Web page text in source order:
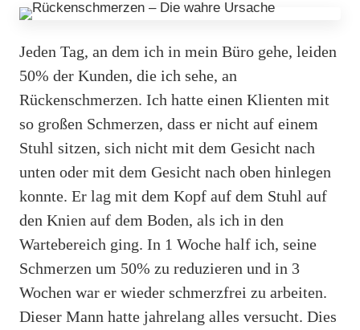
Jeden Tag, an dem ich in mein Büro gehe, leiden
50% der Kunden, die ich sehe, an
Rückenschmerzen. Ich hatte einen Klienten mit
so großen Schmerzen, dass er nicht auf einem
Stuhl sitzen, sich nicht mit dem Gesicht nach
unten oder mit dem Gesicht nach oben hinlegen
konnte. Er lag mit dem Kopf auf dem Stuhl auf
den Knien auf dem Boden, als ich in den
Wartebereich ging. In 1 Woche half ich, seine
Schmerzen um 50% zu reduzieren und in 3
Wochen war er wieder schmerzfrei zu arbeiten.
Dieser Mann hatte jahrelang alles versucht. Dies